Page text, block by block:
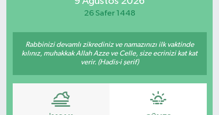
26 Safer 1448
Rabbinizi devamlı zikrediniz ve namazınızı ilk vaktinde
kılınız, muhakkak Allah Azze ve Celle, size ecrinizi kat kat
verir. (Hadis-i şerif)
Sağlık